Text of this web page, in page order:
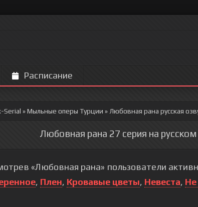
Расписание
Serial »Мыльные оперы Турции » Любовная рана русская
Любовная рана 27 серия на
«Любовная рана» пользователи
, Плен, Кровавые цветы, Невеста, Не